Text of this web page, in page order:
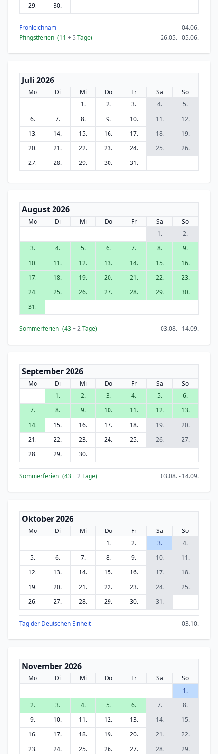
29. 30.
Fronleichnam
04.06.
Pfingstferien (11 + 5 Tage) 26.05. - 05.06.
Juli 2026
Mo Di Mi Do Fr Sa
So
1.
2. 3. 4.
5.
6.
7. 8. 9. 10. 11.
12.
13.
14. 15. 16. 17. 18.
19.
20.
21. 22. 23. 24. 25.
26.
27.
28. 29. 30. 31.
August 2026
Mo Di Mi Do Fr Sa
So
1.
2.
3.
4. 5. 6. 7. 8.
9.
10.
11. 12. 13. 14. 15.
16.
17.
18. 19. 20. 21. 22.
23.
24.
25. 26. 27. 28. 29.
30.
31.
Sommerferien (43+ 2Tage) 03.08. - 14.09.
September 2026
Mo Di Mi Do Fr Sa
So
1.
2. 3. 4. 5.
6.
7.
8. 9. 10. 11. 12.
13.
14.
15. 16. 17. 18. 19.
20.
21.
22. 23. 24. 25. 26.
27.
28.
29. 30.
Sommerferien (43+ 2Tage) 03.08. - 14.09.
Oktober 2026
Mo Di Mi Do Fr Sa
So
1.
2. 3.
4.
5.
6. 7. 8. 9. 10.
11.
12.
13. 14. 15. 16. 17.
18.
19.
20. 21. 22. 23. 24.
25.
26.
27. 28. 29. 30. 31.
Tag der Deutschen Einheit 03.10.
November 2026
Mo Di Mi Do Fr Sa
So
1.
2.
3. 4. 5. 6. 7.
8.
9.
10. 11. 12. 13. 14.
15.
16.
17. 18. 19. 20. 21.
22.
23.
24. 25. 26. 27. 28.
29.